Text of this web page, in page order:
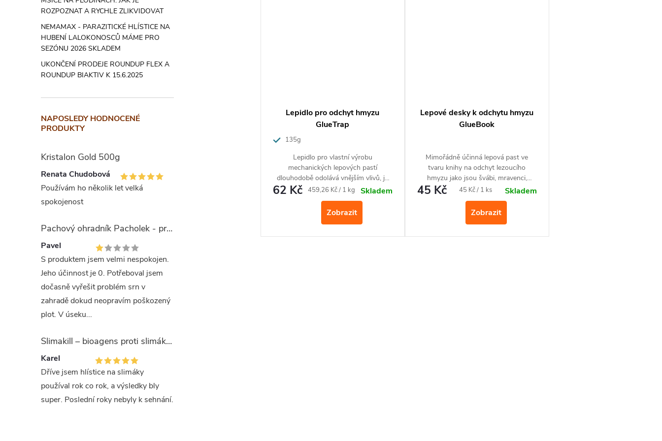
ROZPOZNAT A RYCHLE ZLIKVIDOVAT
NEMAMAX - PARAZITICKÉ HLÍSTICE NA
HUBENÍ LALOKONOSCŮ MÁME PRO
SEZÓNU 2026 SKLADEM
UKONČENÍ PRODEJE ROUNDUP FLEX A
ROUNDUP BIAKTIV K 15.6.2025
NAPOSLEDY HODNOCENÉ
PRODUKTY
Kristalon Gold 500g
Renata Chudobová
Používám ho několik let velká
spokojenost
Pachový ohradník Pacholek - proti vysoké zvěři
Pavel
S produktem jsem velmi nespokojen.
Jeho účinnost je 0. Potřeboval jsem
dočasně vyřešit problém srn v
zahradě dokud neopravím poškozený
plot. V úseku...
Slimakill – bioagens proti slimákům (12 mil.)
Karel
Dříve jsem hlístice na slimáky
používal rok co rok, a výsledky bly
super. Poslední roky nebyly k sehnání.
Lepidlo pro odchyt hmyzu
GlueTrap
135g
Lepidlo pro vlastní výrobu
mechanických lepových pastí
dlouhodobě odolává vnějším vlivů, je
netoxické a voděodolné. K odchytu
hmyzu.
62 Kč
Měrná
cena:
459,26 Kč / 1 kg
Skladem
Zobrazit
Lepové desky k odchytu hmyzu
GlueBook
Mimořádně účinná lepová past ve
tvaru knihy na odchyt lezoucího
hmyzu jako jsou švábi, mravenci,
rybenky. Silné lepidlo hmyz zachytí,
45 Kč
Měrná
cena:
45 Kč / 1 ks
Skladem
Zobrazit